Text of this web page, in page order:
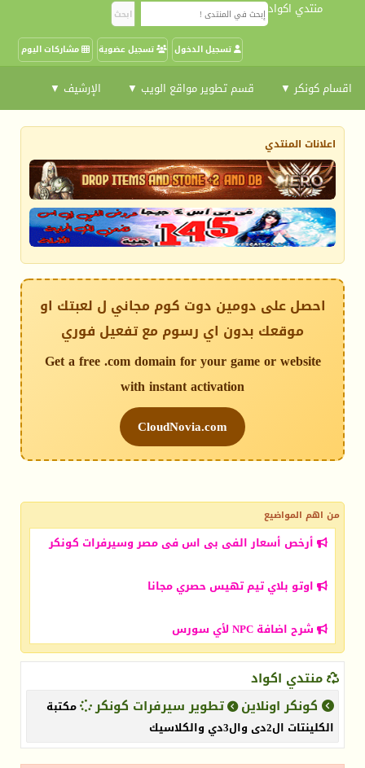
منتدي اكواد
مشاركات اليوم تسجيل عضوية تسجيل الدخول
اقسام كونكر ▼ قسم تطوير مواقع الويب ▼ الإرشيف ▼
اعلانات المنتدي
احصل على دومين دوت كوم مجاني ل لعبتك او
موقعك بدون اي رسوم مع تفعيل فوري
Get a free .com domain for your game or website
with instant activation
CloudNovia.com
من اهم المواضيع
أرخص أسعار الفى بى اس فى مصر وسيرفرات كونكر
اوتو بلاي تيم تهيس حصري مجانا
شرح اضافة NPC لأي سورس
منتدي اكواد
كونكر اونلاين
تطوير سيرفرات كونكر
مكتبة
الكلينتات ال2دى وال3دي والكلاسيك